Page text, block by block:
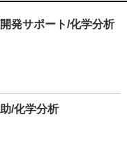
発サポート/化学分析
/化学分析